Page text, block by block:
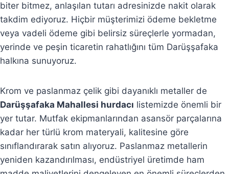
biter bitmez, anlaşılan tutarı adresinizde nakit olarak
takdim ediyoruz. Hiçbir müşterimizi ödeme bekletme
veya vadeli ödeme gibi belirsiz süreçlerle yormadan,
yerinde ve peşin ticaretin rahatlığını tüm Darüşşafaka
halkına sunuyoruz.
Krom ve paslanmaz çelik gibi dayanıklı metaller de
Darüşşafaka Mahallesi hurdacı listemizde önemli bir
yer tutar. Mutfak ekipmanlarından asansör parçalarına
kadar her türlü krom materyali, kalitesine göre
sınıflandırarak satın alıyoruz. Paslanmaz metallerin
yeniden kazandırılması, endüstriyel üretimde ham